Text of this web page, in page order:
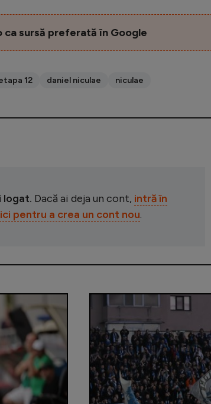
sursă preferată în Google
12 daniel niculae niculae
logat. Dacă ai deja un cont, intră în
pentru a crea un cont nou.